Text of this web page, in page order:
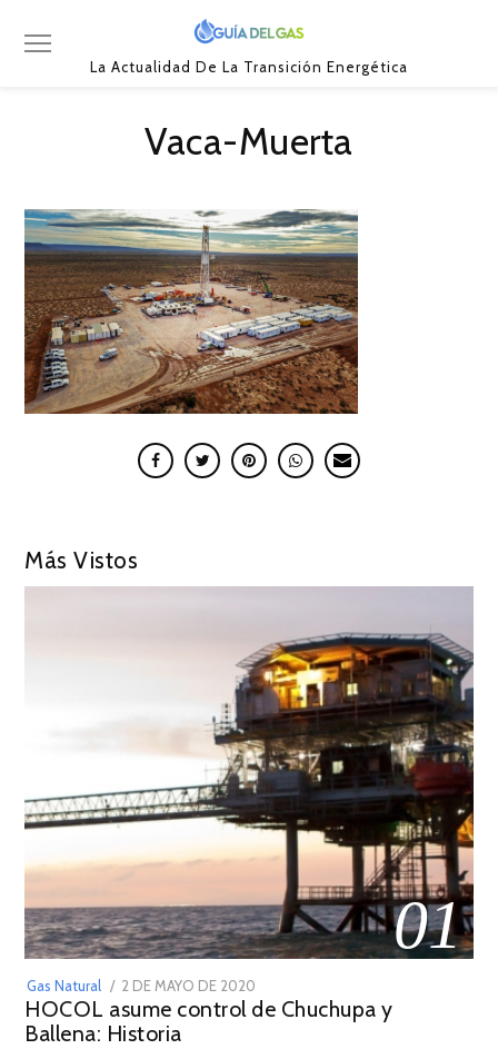
La Actualidad De La Transición Energética
Vaca-Muerta
Más Vistos
01
Gas Natural
POSTED
ON
2 DE MAYO DE 2020
DE
HOCOL asume control de Chuchupa y
Ballena: Historia